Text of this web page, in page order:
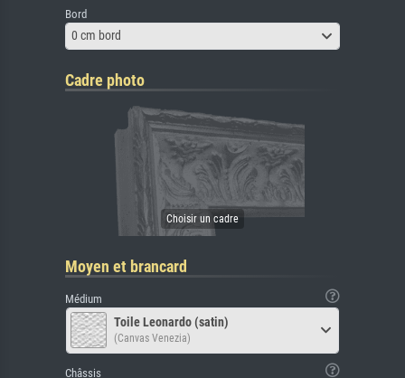
Bord
0 cm bord
Cadre photo
Moyen et brancard
Médium
Toile Leonardo (satin)
(Canvas Venezia)
Châssis